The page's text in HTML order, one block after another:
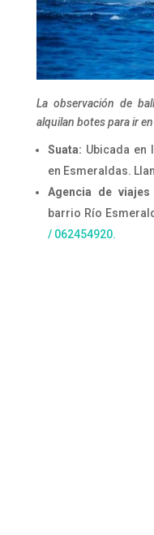
La observación de
alquilan botes para ir
Suata: Ubicada en
en Esmeraldas.
Agencia de viajes
barrio Río
/ 062454920.